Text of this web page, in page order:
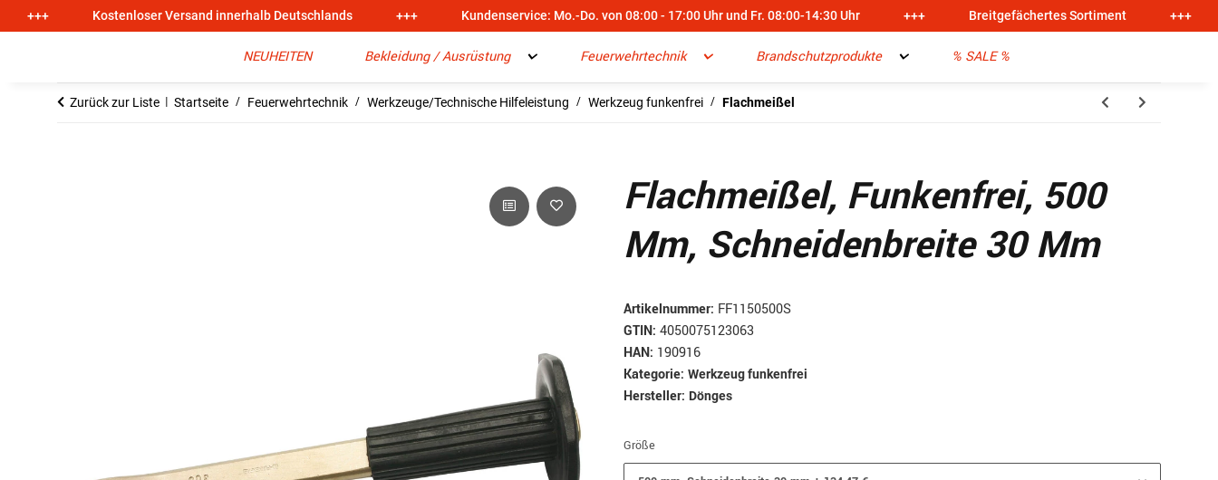
+++ Kostenloser Versand innerhalb Deutschlands +++ Kundenservice: Mo.-Do. von 08:00 - 17:00 Uhr und Fr. 08:00-14:30 Uhr +++ Breitgefächertes Sortiment +++
NEUHEITEN Bekleidung / Ausrüstung Feuerwehrtechnik Brandschutzprodukte % SALE %
Zurück zur Liste Startseite Feuerwehrtechnik Werkzeuge/Technische Hilfeleistung Werkzeug funkenfrei Flachmeißel
Flachmeißel, Funkenfrei, 500
Mm, Schneidenbreite 30 Mm
Artikelnummer: FF1150500S
GTIN: 4050075123063
HAN: 190916
Kategorie: Werkzeug funkenfrei
Hersteller: Dönges
Größe